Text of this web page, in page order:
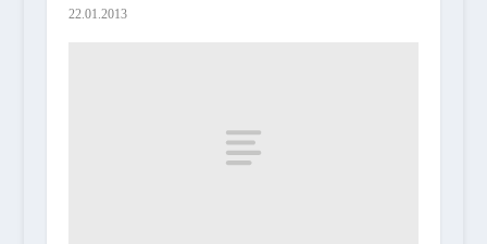
22.01.2013